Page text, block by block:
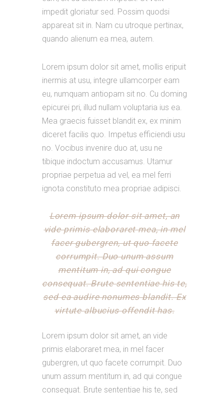
impedit gloriatur sed. Possim quodsi
appareat sit in. Nam cu utroque pertinax,
quando alienum ea mea, autem.
Lorem ipsum dolor sit amet, mollis eripuit
inermis at usu, integre ullamcorper eam
eu, numquam antiopam sit no. Cu doming
epicurei pri, illud nullam voluptaria ius ea.
Mea graecis fuisset blandit ex, ex minim
diceret facilis quo. Impetus efficiendi usu
no. Vocibus invenire duo at, usu ne
tibique indoctum accusamus. Utamur
propriae perpetua ad vel, ea mel ferri
ignota constituto mea propriae adipisci.
Lorem ipsum dolor sit amet, an
vide primis elaboraret mea, in mel
facer gubergren, ut quo facete
corrumpit. Duo unum assum
mentitum in, ad qui congue
consequat. Brute sententiae his te,
sed ea audire nonumes blandit. Ex
virtute albucius offendit has.
Lorem ipsum dolor sit amet, an vide
primis elaboraret mea, in mel facer
gubergren, ut quo facete corrumpit. Duo
unum assum mentitum in, ad qui congue
consequat. Brute sententiae his te, sed